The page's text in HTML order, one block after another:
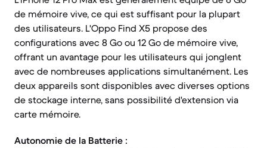
de mémoire vive, ce qui est suffisant pour la plupart
des utilisateurs. L'Oppo Find X5 propose des
configurations avec 8 Go ou 12 Go de mémoire vive,
offrant un avantage pour les utilisateurs qui jonglent
avec de nombreuses applications simultanément. Les
deux appareils sont disponibles avec diverses options
de stockage interne, sans possibilité d'extension via
carte mémoire.
Autonomie de la Batterie :